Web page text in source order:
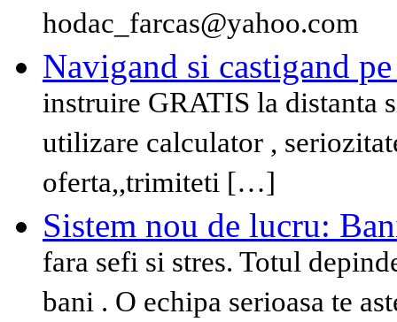
hodac_farcas@yahoo.com
Navigand si castigand
instruire GRATIS la distanta
utilizare calculator ,
oferta,,trimiteti […]
Sistem nou de lucru:
fara sefi si stres. Totul
bani . O echipa serioasa te